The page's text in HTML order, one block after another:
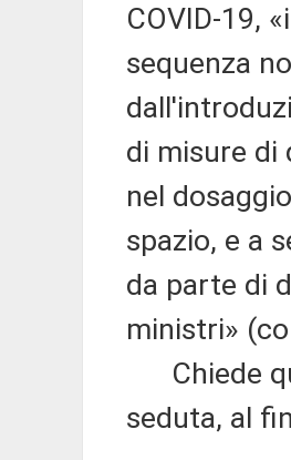
COVID-19,
sequenza
di misure di
nel
spazio, e a
da parte di
ministri»
Chiede
seduta, al